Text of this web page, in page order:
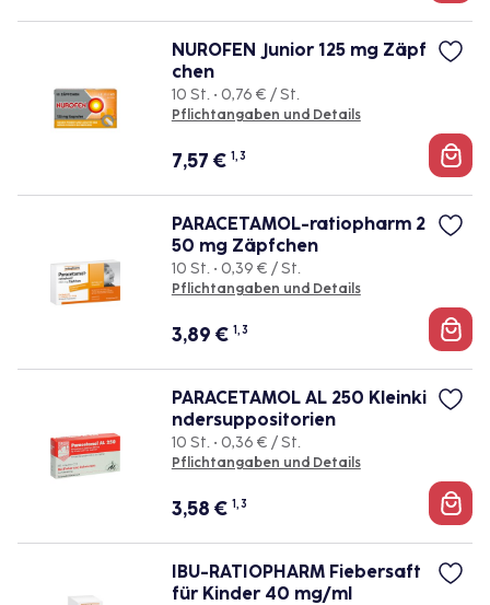
NUROFEN Junior 125 mg Zäpf
chen
10 St. • 0,76 € / St.
Pflichtangaben und Details
7,57 € 1, 3
PARACETAMOL-ratiopharm 2
50 mg Zäpfchen
10 St. • 0,39 € / St.
Pflichtangaben und Details
3,89 € 1, 3
PARACETAMOL AL 250 Kleinki
ndersuppositorien
10 St. • 0,36 € / St.
Pflichtangaben und Details
3,58 € 1, 3
IBU-RATIOPHARM Fiebersaft
für Kinder 40 mg/ml